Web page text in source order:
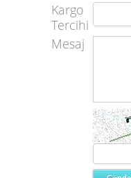
Kargo
Tercihi
Mesaj